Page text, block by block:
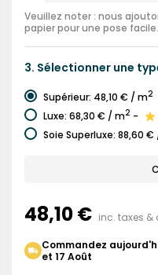
Veuillez noter : nous
papier pour une pose facile.
3. Sélectionner une
Supérieur: 48,10 € / m2
Luxe: 68,30 € / m2 -
Soie Superluxe: 88,60 €
48,10 € inc. taxes &
Commandez
et 17 Août